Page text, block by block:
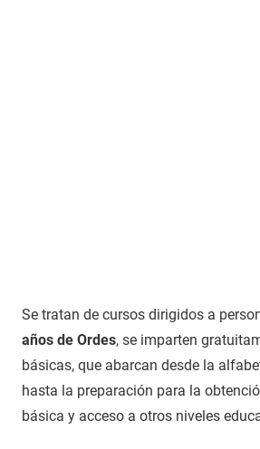
Se tratan de cursos dirigidos a
años de Ordes, se imparten
básicas, que abarcan desde la
hasta la preparación para la
básica y acceso a otros niveles